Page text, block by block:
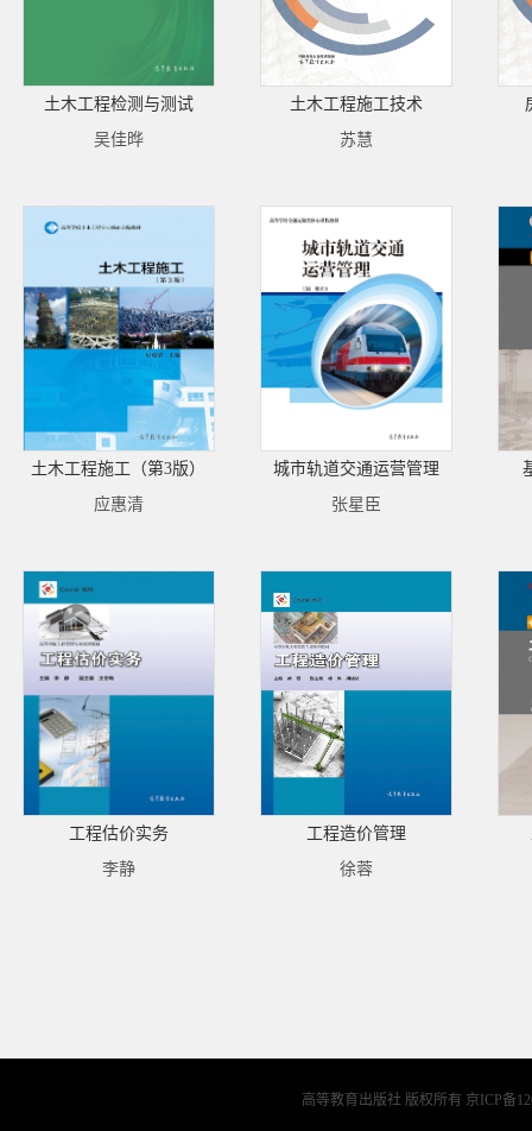
土木工程检测与测试
吴佳晔
土木工程施工技术
苏慧
土木工程施工（第3版）
应惠清
城市轨道交通运营管理
张星臣
工程估价实务
李静
工程造价管理
徐蓉
高等教育出版社 版权所有 京ICP备